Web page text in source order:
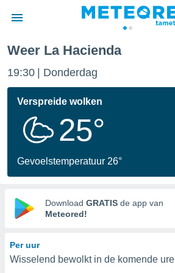
door
verstrekte
hoge
hebt de
voor
op basis
Weer La Hacienda
19:30 Donderdag
Verspreide wolken
25°
Gevoelstemperatuur 26°
Download GRATIS de app van
Meteored!
Per uur
Wisselend bewolkt in de komende